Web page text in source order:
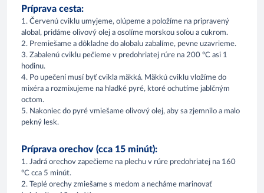
Príprava cesta:
1. Červenú cviklu umyjeme, olúpeme a položíme na pripravený
alobal, pridáme olivový olej a osolíme morskou soľou a cukrom.
2. Premiešame a dôkladne do alobalu zabalíme, pevne uzavrieme.
3. Zabalenú cviklu pečieme v predohriatej rúre na 200 °C asi 1
hodinu.
4. Po upečení musí byť cvikla mäkká. Mäkkú cviklu vložíme do
mixéra a rozmixujeme na hladké pyré, ktoré ochutíme jablčným
octom.
5. Nakoniec do pyré vmiešame olivový olej, aby sa zjemnilo a malo
pekný lesk.
Príprava orechov (cca 15 minút):
1. Jadrá orechov zapečieme na plechu v rúre predohriatej na 160
°C cca 5 minút.
2. Teplé orechy zmiešame s medom a necháme marinovať